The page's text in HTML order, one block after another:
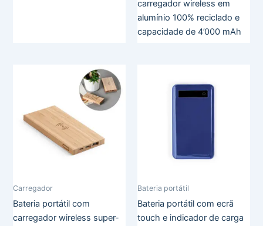
carregador wireless em
alumínio 100% reciclado e
capacidade de 4’000 mAh
Carregador
Bateria portátil com
carregador wireless super-
Bateria portátil
Bateria portátil com ecrã
touch e indicador de carga